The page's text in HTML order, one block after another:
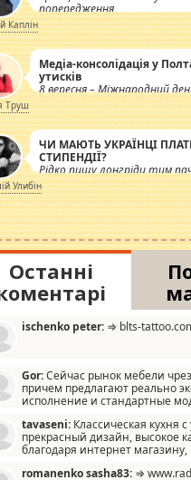
попередження
Каплін
Медіа-консолідація у
утисків
8 вересня – Міжнародний
журналістів.
Труш
ЧИ МАЮТЬ УКРАЇНЦІ
СТИПЕНДІЇ?
Рідко пишу лонгріди тим
але вже просто дістало!
інсенуації навколо
Штучно роздувається ще
катастрофа.
Улибін
Останні
ischenko peter: ⇒ blts-
Gor:Сейчас рынок мебели
причем предлагают реально
исполнение и стандартные
мало походит на
и что главное - со
ненужных наворотов
tavaseni: Классическая кухня
прекрасный дизайн, высокое
благодаря интернет магазину,
romanenko sasha83: ⇒